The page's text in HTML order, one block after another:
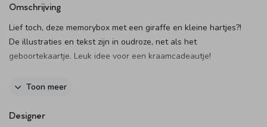
Omschrijving
Lief toch, deze memorybox met een giraffe en kleine hartjes?!
De illustraties en tekst zijn in oudroze, net als het
geboortekaartje. Leuk idee voor een kraamcadeautje!
Specificaties memorybox
- Met klepdeksel
Toon meer
Designer